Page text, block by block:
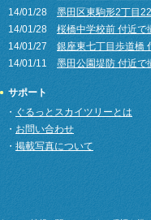
14/01/28 墨田区東駒形2丁目
14/01/28 桜橋中学校前 付近で
14/01/27 銀座東七丁目歩道橋
14/01/11 墨田公園堤防 付近で
13/12/21
13/12/21千田橋 付近で撮影し
13/12/21吾妻橋ライフタワー
13/12/21第五福竜丸前 付近で
13/12/21木根川橋 付近で撮影
サポート
・ ぐるっとスカイツリーとは
・ お問い合わせ
・ 掲載写真について